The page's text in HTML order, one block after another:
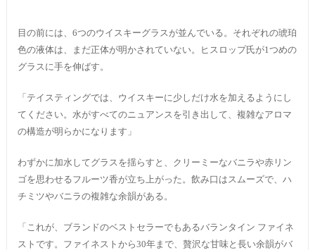
目の前には、6つのウイスキーグラスが並んでいる。それぞれの琥珀
色の液体は、まだ正体が明かされていない。ヒスロップ氏が1つめの
グラスに手を伸ばす。
「テイスティングでは、ウイスキーに少しだけ水を加えるようにし
てください。水がすべてのニュアンスを引き出して、複雑なアロマ
の構造が明らかになります」
わずかに加水してグラスを揺らすと、クリーミーなバニラや赤リン
ゴを思わせるフルーツ香が立ち上がった。飲み口はスムーズで、ハ
チミツやバニラの複雑な余韻がある。
「これが、ブランドのベストセラーでもあるバランタイン ファイネ
ストです。ファイネストから30年まで、贅沢な甘味と長い余韻がバ